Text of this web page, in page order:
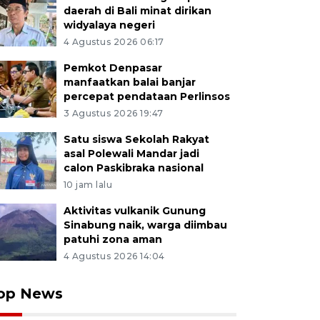
daerah di Bali minat dirikan
widyalaya negeri
4 Agustus 2026 06:17
Pemkot Denpasar
manfaatkan balai banjar
percepat pendataan Perlinsos
3 Agustus 2026 19:47
Satu siswa Sekolah Rakyat
asal Polewali Mandar jadi
calon Paskibraka nasional
10 jam lalu
Aktivitas vulkanik Gunung
Sinabung naik, warga diimbau
patuhi zona aman
4 Agustus 2026 14:04
News